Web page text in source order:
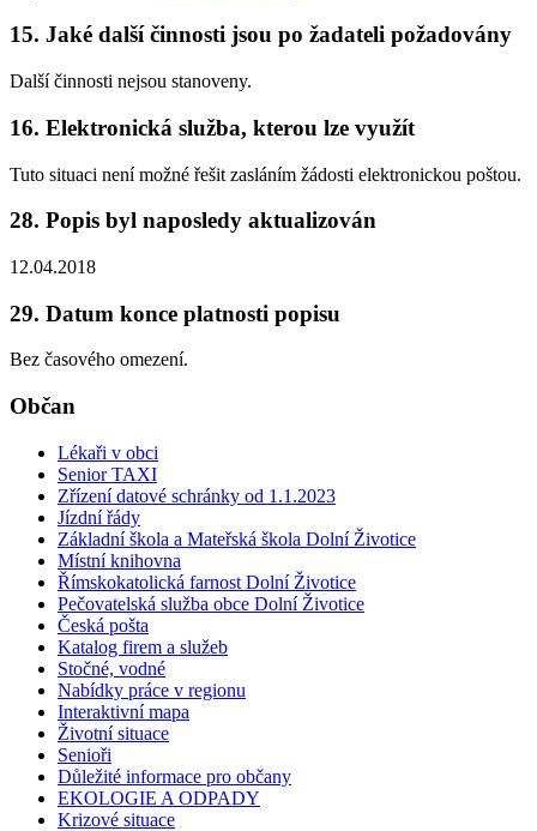
15. Jaké další činnosti jsou po žadateli požadovány
Další činnosti nejsou stanoveny.
16. Elektronická služba, kterou lze využít
Tuto situaci není možné řešit zasláním žádosti elektronickou poštou.
28. Popis byl naposledy aktualizován
12.04.2018
29. Datum konce platnosti popisu
Bez časového omezení.
Občan
Lékaři v obci
Senior TAXI
Zřízení datové schránky od 1.1.2023
Jízdní řády
Základní škola a Mateřská škola Dolní Životice
Místní knihovna
Římskokatolická farnost Dolní Životice
Pečovatelská služba obce Dolní Životice
Česká pošta
Katalog firem a služeb
Stočné, vodné
Nabídky práce v regionu
Interaktivní mapa
Životní situace
Senioři
Důležité informace pro občany
EKOLOGIE A ODPADY
Krizové situace